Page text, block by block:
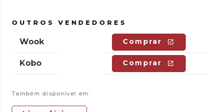
OUTROS VENDEDORES
Wook Comprar
Kobo Comprar
Também disponível em: